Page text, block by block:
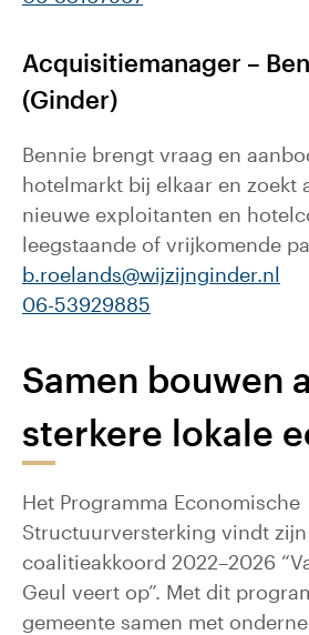
Acquisitiemanager –
(Ginder)
Bennie brengt vraag en
hotelmarkt bij elkaar en zoekt
nieuwe exploitanten en
leegstaande of vrijkomende
b.roelands@wijzijnginder.nl
06-53929885
Samen bouwen
sterkere lokale
Het Programma Economische
Structuurversterking vindt
coalitieakkoord 2022–2026
Geul veert op”. Met dit
gemeente samen met